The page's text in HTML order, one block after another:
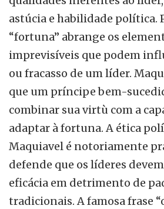
astúcia e habilidade política.
“fortuna” abrange os
imprevisíveis que podem
ou fracasso de um líder.
que um príncipe bem-
combinar sua virtù com a
adaptar à fortuna. A ética
Maquiavel é notoriamente
defende que os líderes
eficácia em detrimento de
tradicionais. A famosa frase